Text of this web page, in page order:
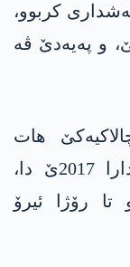
کربوو،
و په‌یه‌دێ ڤە
بەر چالاکیەکێ هات
رەڤاندن، و داوی جار د 24ێ ئادارا 2017ێ دا،
تا رۆژا ئیرۆ